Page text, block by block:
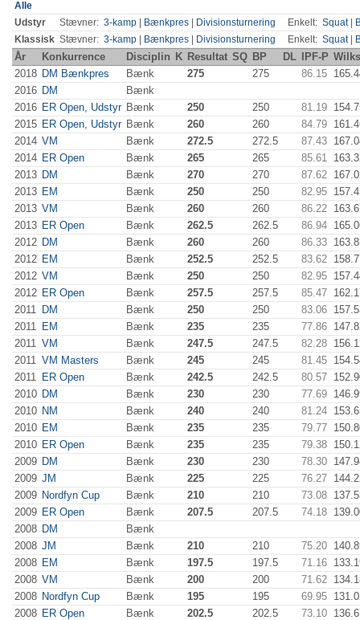
Alle
Udstyr
Stævner: 3-kamp Bænkpres Divisionsturnering Enkelt: Squat|
Klassisk Stævner: 3-kamp Bænkpres Divisionsturnering Enkelt: Squat|
År Konkurrence Disciplin K Resultat SQ BP DL IPF-P Wilks
2018 DM Bænkpres Bænk 275 275 86.15
2016 DM
Bænk
2016 ER Open, Udstyr Bænk 250 250 81.19
2015 ER Open, Udstyr Bænk 260 260 84.79
2014 VM Bænk 272.5 272.5 87.43
2014 ER Open Bænk 265 265 85.61
2013 DM Bænk 270 270 87.62
2013 EM Bænk 250 250 82.95
2013 VM Bænk 260 260 86.22
2013 ER Open Bænk 262.5 262.5 86.94
2012 DM Bænk 260 260 86.33
2012 EM Bænk 252.5 252.5 83.62
2012 VM Bænk 250 250 82.95
2012 ER Open Bænk 257.5 257.5 85.47
2011 DM Bænk 250 250 83.06
2011 EM Bænk 235 235 77.86
2011 VM Bænk 247.5 247.5 82.28
2011 VM Masters Bænk 245 245 81.45
2011 ER Open Bænk 242.5 242.5 80.57
2010 DM Bænk 230 230 77.69
2010 NM Bænk 240 240 81.24
2010 EM Bænk 235 235 79.77
2010 ER Open Bænk 235 235 79.38
2009 DM Bænk 230 230 78.30
2009 JM Bænk 225 225 76.27
2009 Nordfyn Cup Bænk 210 210 73.08
2009 ER Open Bænk 207.5 207.5 74.18
2008 DM
Bænk
2008 JM Bænk 210 210 75.20
2008 EM Bænk 197.5 197.5 71.16
2008 VM Bænk 200 200 71.62
2008 Nordfyn Cup Bænk 195 195 69.95
2008 ER Open Bænk 202.5 202.5 73.10